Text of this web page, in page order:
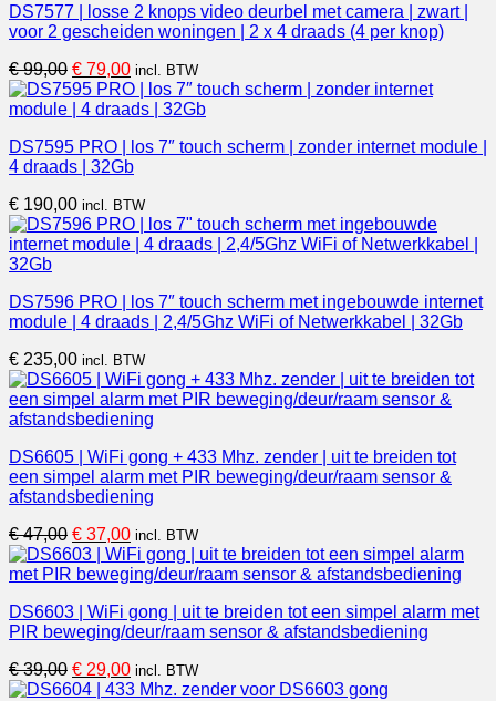
DS7577 | losse 2 knops video deurbel met camera | zwart |
voor 2 gescheiden woningen | 2 x 4 draads (4 per knop)
€99,00 Oorspronkelijke
prijs
was:
€ 79,00Huidige
prijs
is:
incl. BTW
DS7595 PRO | los 7″ touch scherm | zonder internet module |
4 draads | 32Gb
€ 190,00 incl. BTW
DS7596 PRO | los 7″ touch scherm met ingebouwde internet
module | 4 draads | 2,4/5Ghz WiFi of Netwerkkabel | 32Gb
€ 235,00 incl. BTW
DS6605 | WiFi gong + 433 Mhz. zender | uit te breiden tot
een simpel alarm met PIR beweging/deur/raam sensor &
afstandsbediening
€47,00 Oorspronkelijke
prijs
was:
€ 37,00Huidige
prijs
is:
incl. BTW
DS6603 | WiFi gong | uit te breiden tot een simpel alarm met
PIR beweging/deur/raam sensor & afstandsbediening
€39,00 Oorspronkelijke
prijs
€ 29,00Huidige
prijs
incl. BTW